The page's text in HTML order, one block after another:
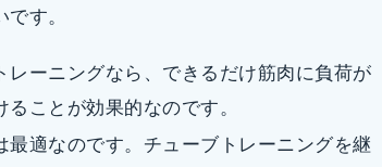
す。
ーニングなら、できるだけ筋肉に負荷が
ことが効果的なのです。
適なのです。チューブトレーニングを継